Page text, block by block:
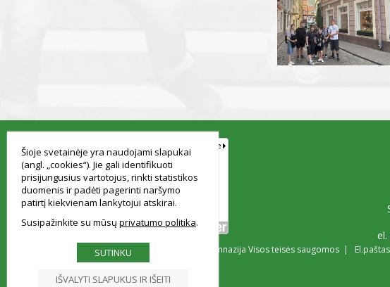
© Vilniaus Simono Konarskio gimnazija Visos teisės saugomos |
Šioje svetainėje yra naudojami slapukai
(angl. „cookies“). Jie gali identifikuoti
prisijungusius vartotojus, rinkti statistikos
duomenis ir padėti pagerinti naršymo
patirtį kiekvienam lankytojui atskirai.
Susipažinkite su mūsų privatumo politika
SUTINKU
IŠVALYTI SLAPUKUS IR IŠEITI